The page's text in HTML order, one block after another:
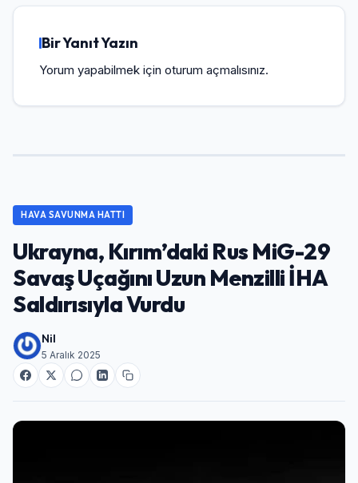
Bir Yanıt Yazın
Yorum yapabilmek için oturum açmalısınız.
HAVA SAVUNMA HATTI
Ukrayna, Kırım’daki Rus MiG-29
Savaş Uçağını Uzun Menzilli İHA
Saldırısıyla Vurdu
Nil
5 Aralık 2025